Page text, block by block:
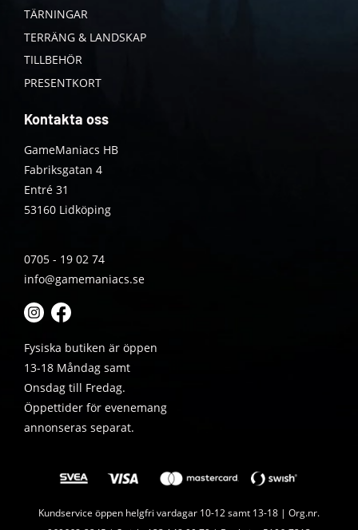
TÄRNINGAR
TERRÄNG & LANDSKAP
TILLBEHÖR
PRESENTKORT
Kontakta oss
GameManiacs HB
Fabriksgatan 4
Entré 31
53160 Lidköping
0705 - 19 02 74
info@gamemaniacs.se
Fysiska butiken är öppen
13-18 Måndag samt
Onsdag till Fredag.
Öppettider för evenemang
annonseras separat.
Kundservice öppen helgfri vardagar 10-12 samt 13-18 | Org.nr.